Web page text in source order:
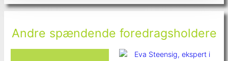
Andre spændende foredragsholdere